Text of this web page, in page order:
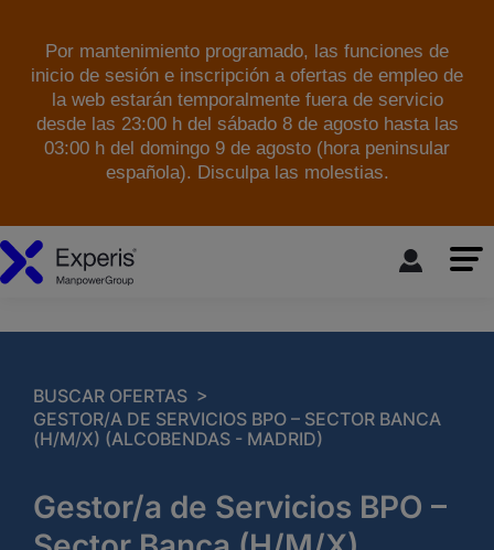
Por mantenimiento programado, las funciones de
inicio de sesión e inscripción a ofertas de empleo de
la web estarán temporalmente fuera de servicio
desde las 23:00 h del sábado 8 de agosto hasta las
03:00 h del domingo 9 de agosto (hora peninsular
española). Disculpa las molestias.
BUSCAR OFERTAS >
GESTOR/A DE SERVICIOS BPO – SECTOR BANCA
(H/M/X) (ALCOBENDAS - MADRID)
Gestor/a de Servicios BPO –